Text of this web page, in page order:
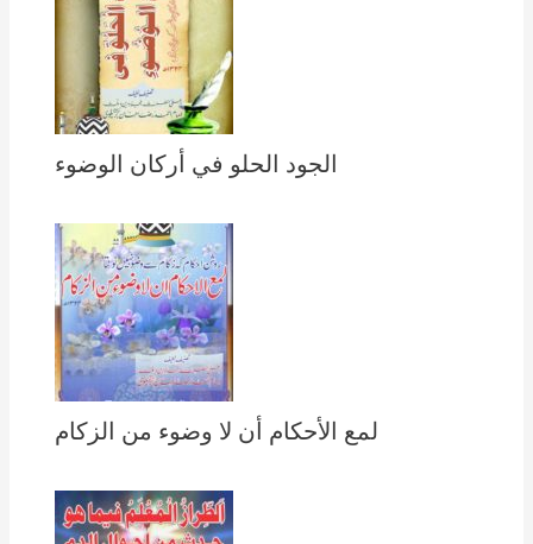
الجود الحلو في أركان الوضوء
لمع الأحكام أن لا وضوء من الزكام